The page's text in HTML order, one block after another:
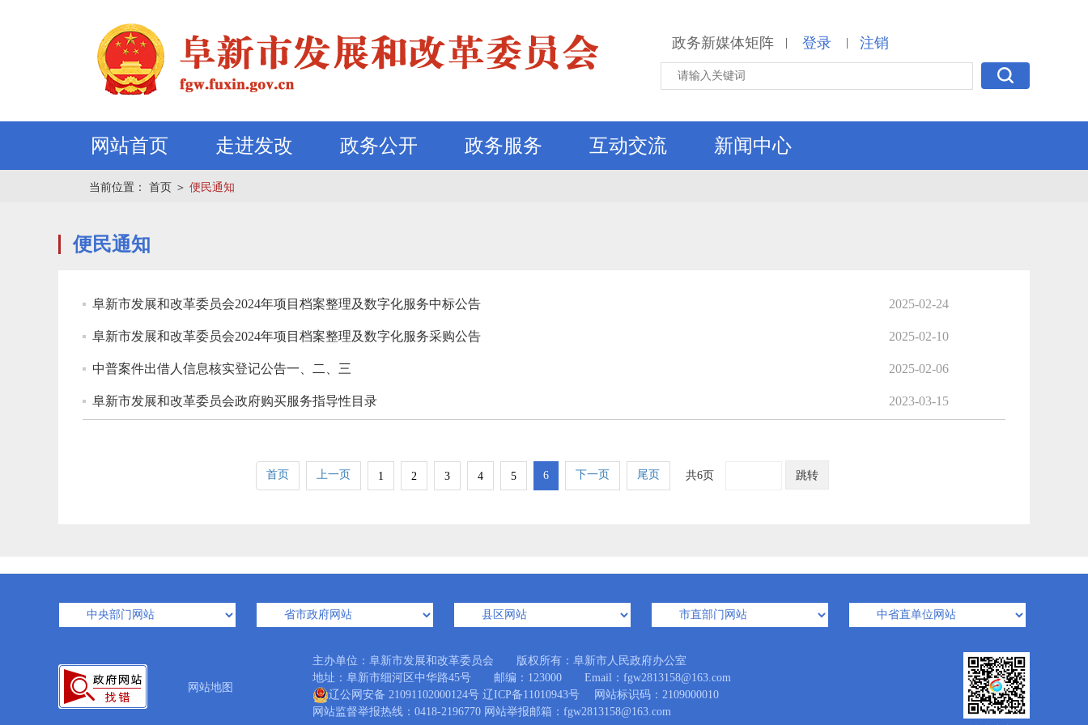
政务新媒体矩阵 | 登录 | 注销
网站首页 走进发改 政务公开 政务服务 互动交流 新闻中心
当前位置： 首页 ＞ 便民通知
便民通知
阜新市发展和改革委员会2024年项目档案整理及数字化服务中标公告 2025-02-24
阜新市发展和改革委员会2024年项目档案整理及数字化服务采购公告 2025-02-10
中普案件出借人信息核实登记公告一、二、三 2025-02-06
阜新市发展和改革委员会政府购买服务指导性目录 2023-03-15
首页 上一页 1 2 3 4 5 6 下一页 尾页 共6页 跳转
网站地图
主办单位：阜新市发展和改革委员会 版权所有：阜新市人民政府办公室
地址：阜新市细河区中华路45号 邮编：123000 Email：fgw2813158@163.com
辽公网安备 21091102000124号 辽ICP备11010943号 网站标识码：2109000010
网站监督举报热线：0418-2196770 网站举报邮箱：fgw2813158@163.com